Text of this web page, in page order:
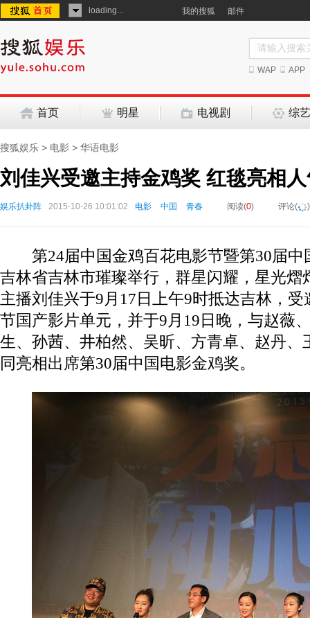
loading... 我的搜狐 邮件
WAP APP
首页 明星 电视剧 综艺
搜狐娱乐 > 电影 > 华语电影
刘佳兴受邀主持金鸡奖 红毯亮相
娱乐扒卦阵 2015-10-26 10:01:02 电影 中国 青春 阅读(0) 评论( )
第24届中国金鸡百花电影节暨第30届中
吉林省吉林市璀璨举行，群星闪耀，星光熠
主播刘佳兴于9月 17日上午9时抵达吉林，受
节国产影片单元，并于9月 19日晚，与赵薇
生、孙茜、井柏然、吴昕、方青卓、赵丹、
同亮相出席第30届中国电影金鸡奖。